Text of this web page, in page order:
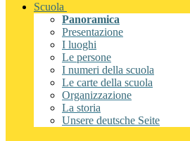
Scuola
Panoramica
Presentazione
I luoghi
Le persone
I numeri della scuola
Le carte della scuola
Organizzazione
La storia
Unsere deutsche Seite